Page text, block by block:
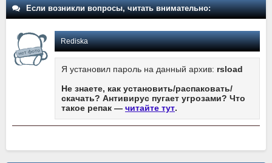
Если возникли вопросы, читать внимательно:
Rediska
Я установил пароль на данный архив: rsload
Не знаете, как установить/распаковать/
скачать? Антивирус пугает угрозами? Что
такое репак — читайте тут.